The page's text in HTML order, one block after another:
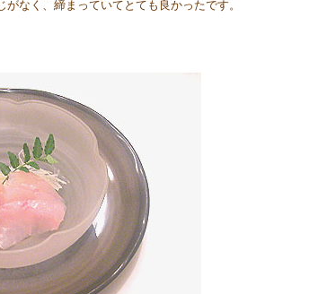
なく、締まっていてとても良かったです。